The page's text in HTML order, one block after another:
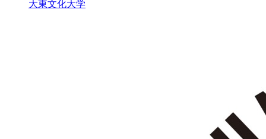
大東文化大学